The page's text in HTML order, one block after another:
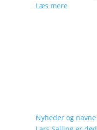
Læs mere
Nyheder og navne